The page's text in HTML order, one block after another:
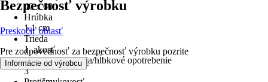
40 x 60
Hrúbka
1,1 cm
Trieda
1. akosť
Skupina odierania/hĺbkové opotrebenie
3
Bezpečnosť výrobku
Preskočiť oblasť
Pre zodpovednosť za bezpečnosť výrobku pozrite
Informácie od výrobcu .